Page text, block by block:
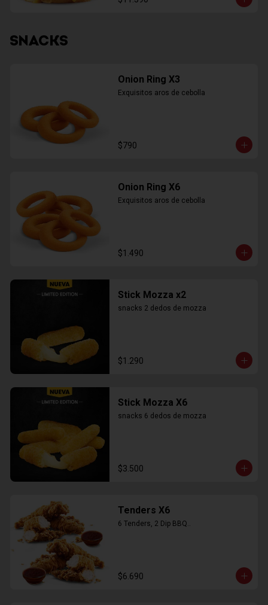
SNACKS
Onion Ring X3
Exquisitos aros de cebolla
$790
Onion Ring X6
Exquisitos aros de cebolla
$1.490
Stick Mozza x2
snacks 2 dedos de mozza
$1.290
Stick Mozza X6
snacks 6 dedos de mozza
$3.500
Tenders X6
6 Tenders, 2 Dip BBQ..
$6.690